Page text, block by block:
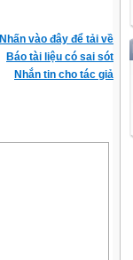
Nhấn vào đây để tải về
Báo tài liệu có sai sót
Nhắn tin cho tác giả